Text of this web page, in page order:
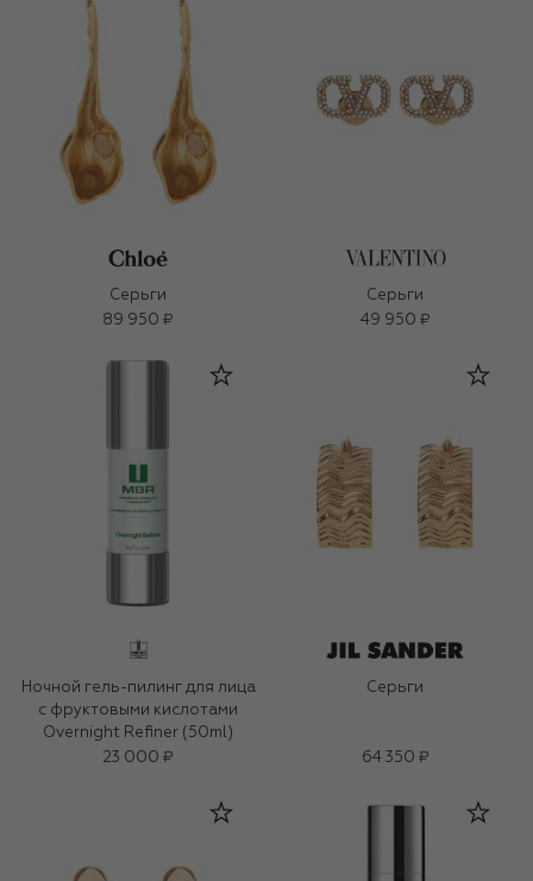
Серьги
89 950 ₽
Серьги
49 950 ₽
Ночной гель-пилинг для лица
с фруктовыми кислотами
Overnight Refiner (50ml)
23 000 ₽
Серьги
64 350 ₽